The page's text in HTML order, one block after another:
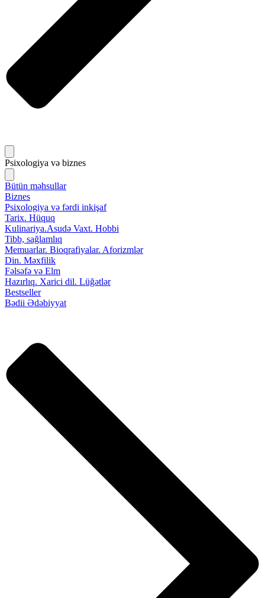
Psixologiya və biznes
Bütün məhsullar
Biznes
Psixologiya və fərdi inkişaf
Tarix. Hüquq
Kulinariya.Asudə Vaxt. Hobbi
Tibb, sağlamlıq
Memuarlar. Bioqrafiyalar. Aforizmlər
Din. Məxfilik
Fəlsəfə və Elm
Hazırlıq. Xarici dil. Lüğətlər
Bestseller
Bədii Ədəbiyyat